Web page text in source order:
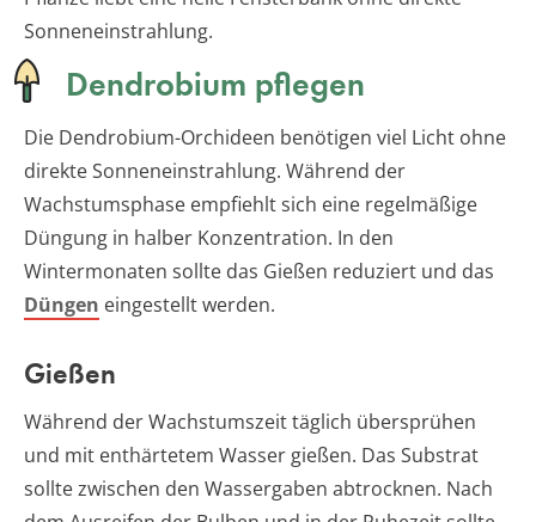
Sonneneinstrahlung.
Dendrobium pflegen
Die Dendrobium-Orchideen benötigen viel Licht ohne
direkte Sonneneinstrahlung. Während der
Wachstumsphase empfiehlt sich eine regelmäßige
Düngung in halber Konzentration. In den
Wintermonaten sollte das Gießen reduziert und das
Düngen eingestellt werden.
Gießen
Während der Wachstumszeit täglich übersprühen
und mit enthärtetem Wasser gießen. Das Substrat
sollte zwischen den Wassergaben abtrocknen. Nach